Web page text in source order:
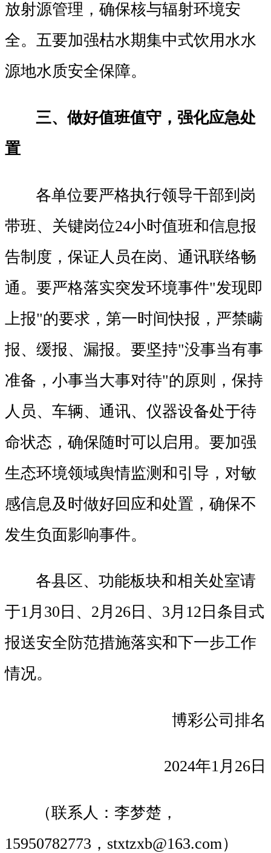
放射源管理，确保核与辐射环境安
全。五要加强枯水期集中式饮用水水
源地水质安全保障。
三、做好值班值守，强化应急处
置
各单位要严格执行领导干部到岗
带班、关键岗位24小时值班和信息报
告制度，保证人员在岗、通讯联络畅
通。要严格落实突发环境事件"发现即
上报"的要求，第一时间快报，严禁瞒
报、缓报、漏报。要坚持"没事当有事
准备，小事当大事对待"的原则，保持
人员、车辆、通讯、仪器设备处于待
命状态，确保随时可以启用。要加强
生态环境领域舆情监测和引导，对敏
感信息及时做好回应和处置，确保不
发生负面影响事件。
各县区、功能板块和相关处室请
于1月30日、2月26日、3月12日条目式
报送安全防范措施落实和下一步工作
情况。
博彩公司排名
2024年1月26日
（联系人：李梦楚，
15950782773， stxtzxb@163.com）